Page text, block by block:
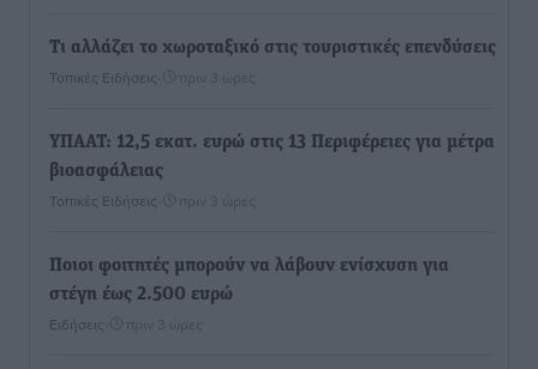
Τι αλλάζει το χωροταξικό στις τουριστικές επενδύσεις
Τοπικές Ειδήσεις πριν 3 ώρες
ΥΠΑΑΤ: 12,5 εκατ. ευρώ στις 13 Περιφέρειες για μέτρα
βιοασφάλειας
Τοπικές Ειδήσεις πριν 3 ώρες
Ποιοι φοιτητές μπορούν να λάβουν ενίσχυση για
στέγη έως 2.500 ευρώ
Ειδήσεις πριν 3 ώρες